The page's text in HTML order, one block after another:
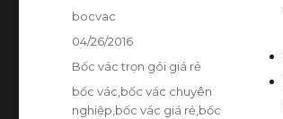
Tác
giả
bocvac
Đăng
vào
04/26/2016
Danh
mục
Bốc vác trọn gói giá rẻ
Thẻ
bốc vác bốc vác chuyên
nghiệp bốc vác giá rẻ bốc